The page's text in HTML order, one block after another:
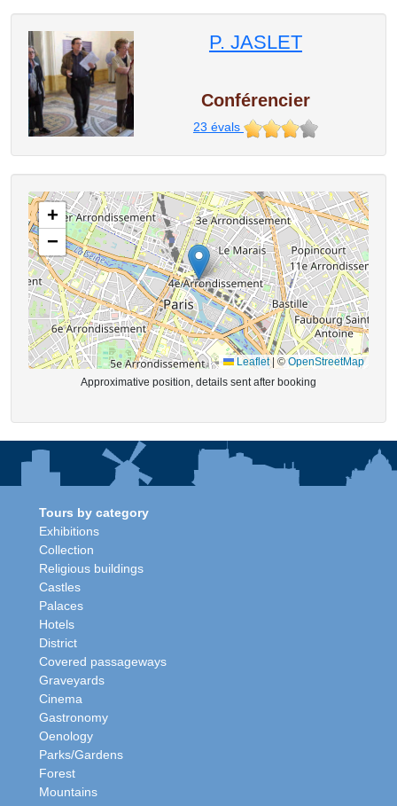
P. JASLET
Conférencier
23 évals
+
−
Leaflet ©OpenStreetMap
Approximative position, details sent after booking
Tours by category
Exhibitions
Collection
Religious buildings
Castles
Palaces
Hotels
District
Covered passageways
Graveyards
Cinema
Gastronomy
Oenology
Parks/Gardens
Forest
Mountains